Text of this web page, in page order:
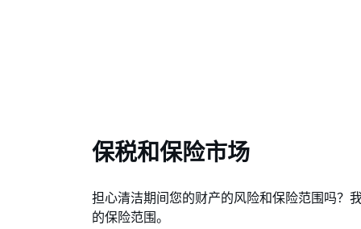
保税和保险市场
担心清洁期间您的财产的风险和保险范围吗？
的保险范围。